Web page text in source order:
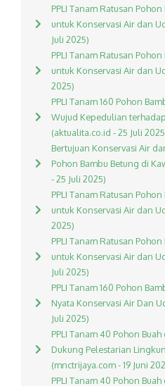
PPLI Tanam Ratusan
untuk Konservasi Air dan
Juli 2025)
PPLI Tanam Ratusan
untuk Konservasi Air dan
2025)
PPLI Tanam 160 Pohon
Wujud Kepedulian
(aktualita.co.id - 25 Juli
Bertujuan Konservasi Air
Pohon Bambu Betung di
- 25 Juli 2025)
PPLI Tanam Ratusan
untuk Konservasi Air dan
2025)
PPLI Tanam Ratusan
untuk Konservasi Air dan
Juli 2025)
PPLI Tanam 160 Pohon
Nyata Konservasi Air Dan
Juli 2025)
PPLI Tanam 40 Pohon
Dukung Pelestarian
(mnctrijaya.com - 19 Juni
PPLI Tanam 40 Pohon